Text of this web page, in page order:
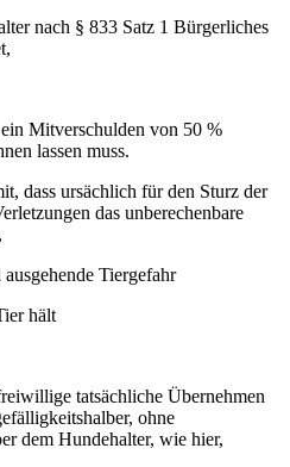
nach § 833 Satz 1 Bürgerliches
Mitverschulden von 50 %
lassen muss.
dass ursächlich für den Sturz der
das unberechenbare
Tiergefahr
hält
tatsächliche Übernehmen
ohne
dem Hundehalter, wie hier,